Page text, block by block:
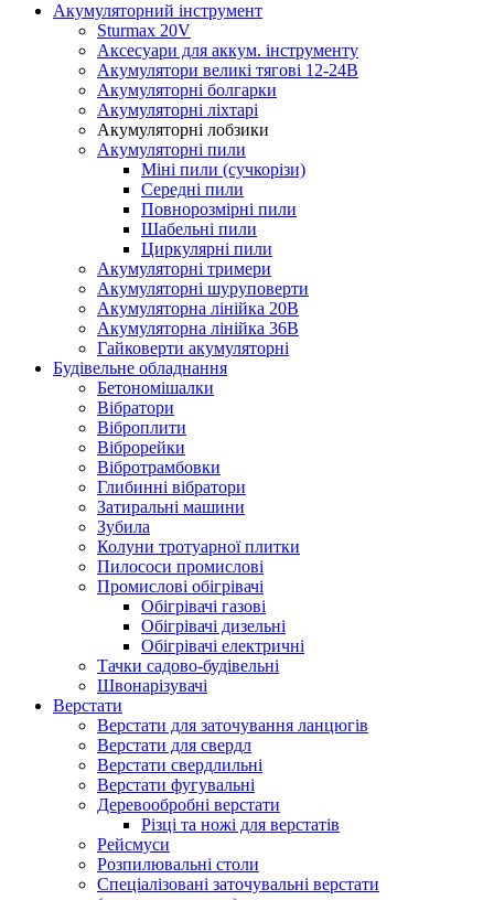
Акумуляторний інструмент
Sturmax 20V
Аксесуари для аккум. інструменту
Акумулятори великі тягові 12-24В
Акумуляторні болгарки
Акумуляторні ліхтарі
Акумуляторні лобзики
Акумуляторні пили
Міні пили (сучкорізи)
Середні пили
Повнорозмірні пили
Шабельні пили
Циркулярні пили
Акумуляторні тримери
Акумуляторні шуруповерти
Акумуляторна лінійка 20В
Акумуляторна лінійка 36В
Гайковерти акумуляторні
Будівельне обладнання
Бетономішалки
Вібратори
Віброплити
Віброрейки
Вібротрамбовки
Глибинні вібратори
Затиральні машини
Зубила
Колуни тротуарної плитки
Пилососи промислові
Промислові обігрівачі
Обігрівачі газові
Обігрівачі дизельні
Обігрівачі електричні
Тачки садово-будівельні
Швонарізувачі
Верстати
Верстати для заточування ланцюгів
Верстати для свердл
Верстати свердлильні
Верстати фугувальні
Деревообробні верстати
Різці та ножі для верстатів
Рейсмуси
Розпилювальні столи
Спеціалізовані заточувальні верстати